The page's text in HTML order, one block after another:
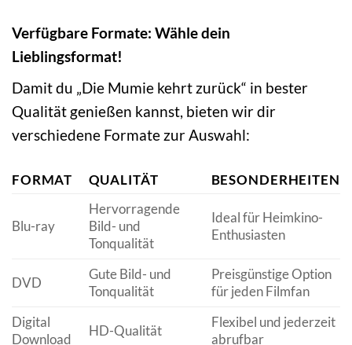
Verfügbare Formate: Wähle dein
Lieblingsformat!
Damit du „Die Mumie kehrt zurück“ in bester
Qualität genießen kannst, bieten wir dir
verschiedene Formate zur Auswahl:
FORMAT QUALITÄT BESONDERHEITEN
Blu-ray
Hervorragende
Bild- und
Tonqualität
Ideal für Heimkino-
Enthusiasten
DVD
Gute Bild- und
Tonqualität
Preisgünstige Option
für jeden Filmfan
Digital
Download
HD-Qualität
Flexibel und jederzeit
abrufbar